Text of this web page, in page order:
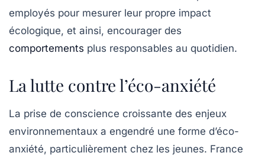
employés pour mesurer leur propre impact
écologique, et ainsi, encourager des
comportements plus responsables au quotidien.
La lutte contre l’éco-anxiété
La prise de conscience croissante des enjeux
environnementaux a engendré une forme d’éco-
anxiété, particulièrement chez les jeunes. France